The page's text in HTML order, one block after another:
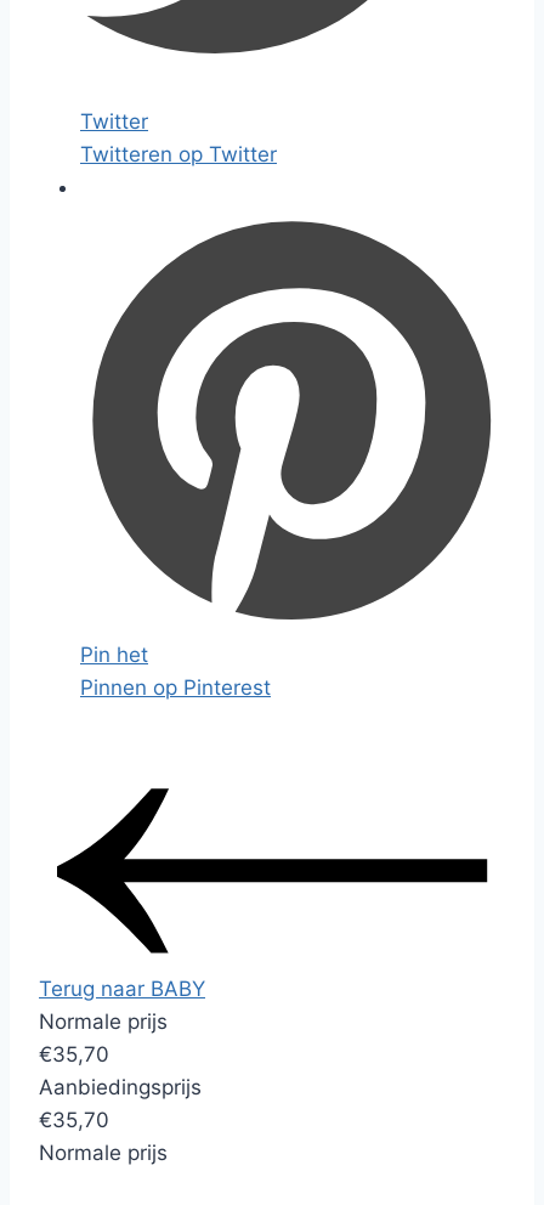
Twitter
Twitteren op Twitter
Pin het
Pinnen op Pinterest
Terug naar BABY
Normale prijs
€35,70
Aanbiedingsprijs
€35,70
Normale prijs